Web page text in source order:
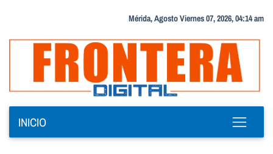
Mérida, Agosto Viernes 07, 2026, 04:14 am
INICIO